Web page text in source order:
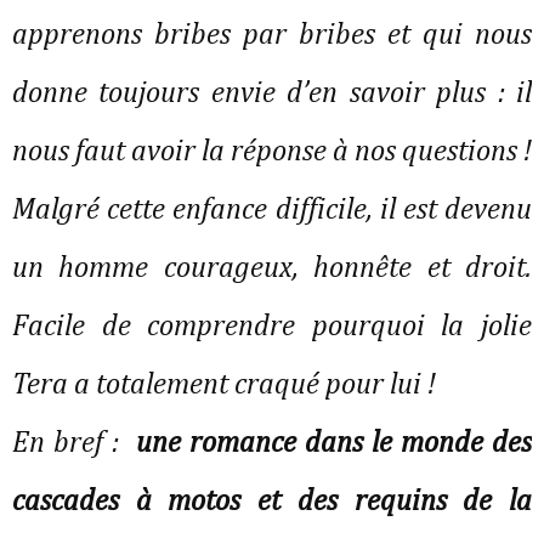
apprenons bribes par bribes et qui nous
donne toujours envie d’en savoir plus : il
nous faut avoir la réponse à nos questions !
Malgré cette enfance difficile, il est devenu
un homme courageux, honnête et droit.
Facile de comprendre pourquoi la jolie
Tera a totalement craqué pour lui !
En bref : une romance dans le monde des
cascades à motos et des requins de la